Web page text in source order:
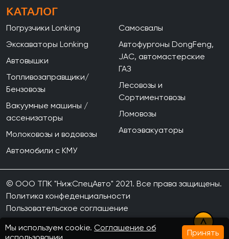
КАТАЛОГ
Погрузчики Lonking
Экскаваторы Lonking
Автовышки
Топливозаправщики/
Бензовозы
Вакуумные машины /
ассенизаторы
Молоковозы и водовозы
Автомобили с КМУ
Самосвалы
Автофургоны DongFeng,
JAC, автомастерские
ГАЗ
Лесовозы и
Сортиментовозы
Ломовозы
Автоэвакуаторы
© ООО ТПК "НижСпецАвто" 2021. Все права защищены.
Политика конфеденциальности
Пользовательское соглашение
Мы используем cookie. Соглашение об
Принять